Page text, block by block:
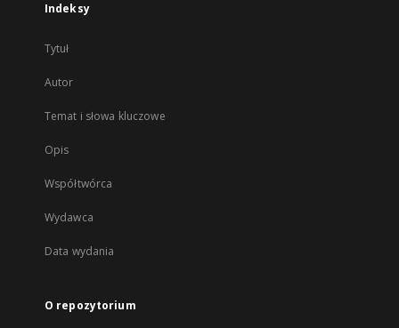
Indeksy
Tytuł
Autor
Temat i słowa kluczowe
Opis
Współtwórca
Wydawca
Data wydania
O repozytorium